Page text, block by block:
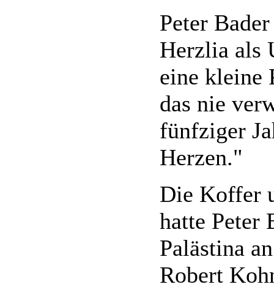
Peter
Herzlia als
eine kleine
das nie
fünfziger
Herzen."
Die Koffer
hatte Peter
Palästina
Robert